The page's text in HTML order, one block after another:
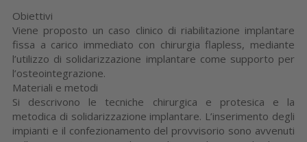
Obiettivi
Viene proposto un caso clinico di riabilitazione implantare
fissa a carico immediato con chirurgia flapless, mediante
l’utilizzo di solidarizzazione implantare come supporto per
l’osteointegrazione.
Materiali e metodi
Si descrivono le tecniche chirurgica e protesica e la
metodica di solidarizzazione implantare. L’inserimento degli
impianti e il confezionamento del provvisorio sono avvenuti